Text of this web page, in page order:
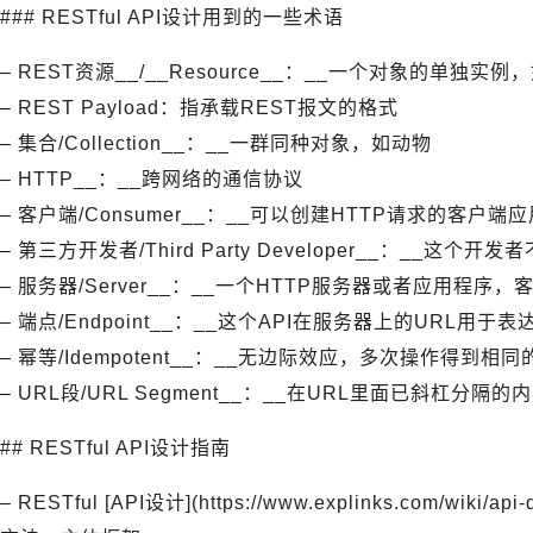
### RESTful API设计用到的一些术语
– REST资源__/__Resource__：__一个对象的单独实例
– REST Payload：指承载REST报文的格式
– 集合/Collection__：__一群同种对象，如动物
– HTTP__：__跨网络的通信协议
– 客户端/Consumer__：__可以创建HTTP请求的客户端应
– 第三方开发者/Third Party Developer__：__这个开发者
– 服务器/Server__：__一个HTTP服务器或者应用程序，
– 端点/Endpoint__：__这个API在服务器上的URL用于表
– 幂等/Idempotent__：__无边际效应，多次操作得到相同
– URL段/URL Segment__：__在URL里面已斜杠分隔的
## RESTful API设计指南
– RESTful [API设计](https://www.explinks.com/wiki/api-